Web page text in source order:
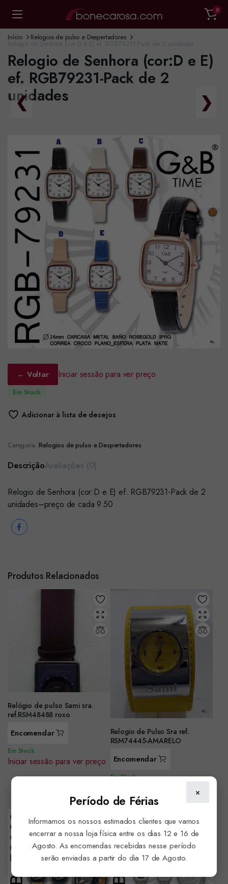
0
Início Relogios de pulso e Despertadores
Relogio de Senhora (cor:D e E) ef. RGB79231-Pack de 2 unidades
Relogio de Senhora (cor:D e E)
ef. RGB79231-Pack de 2
unidades
❮ ❯
← Voltar Iniciar sessão para ver preço
Em Stock
Adicionar à lista de desejos
Categoria: Relogios de pulso e Despertadores
Descrição
Relogio de Senhora (cor:D e E) ef. RGB79231-Pack de 2
unidades–preço de cada 9.50
Produtos Relacionados
Relógio de pulso Sami sra.
ref.RSM48488 roxo
Encomendar
Em Stock
Iniciar sessão para ver preço
Relogio de Pulso Sra ref.
RSM74445-AMARELO
Encomendar
Em Stock
×
Período de Férias
Informamos os nossos estimados clientes que vamos
encerrar a nossa loja física entre os dias 12 e 16 de
Agosto. As encomendas recebidas nesse período
serão enviadas a partir do dia 17 de Agosto.